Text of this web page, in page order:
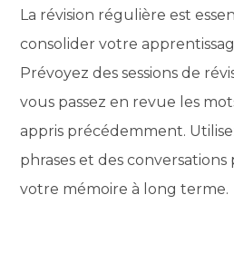
La révision régulière est
consolider votre
Prévoyez des sessions de
vous passez en revue les
appris précédemment.
phrases et des
votre mémoire à long terme.